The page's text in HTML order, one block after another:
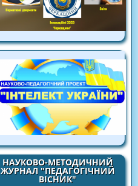
НАУКОВО-МЕТОДИЧНИЙ
ЖУРНАЛ "ПЕДАГОГІЧНИЙ
ВІСНИК"